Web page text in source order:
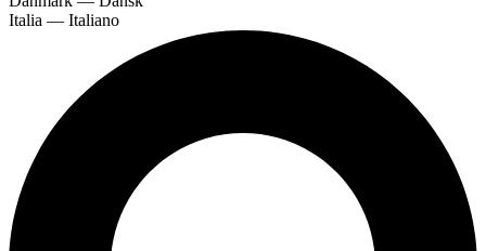
Italia — Italiano